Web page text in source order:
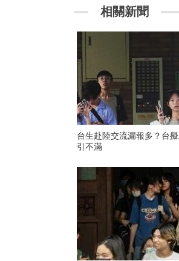
相關新聞
台生赴陸交流漏報多？台
引不滿